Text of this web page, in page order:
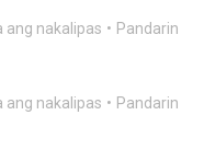
ang nakalipas Pandarin
ang nakalipas Pandarin